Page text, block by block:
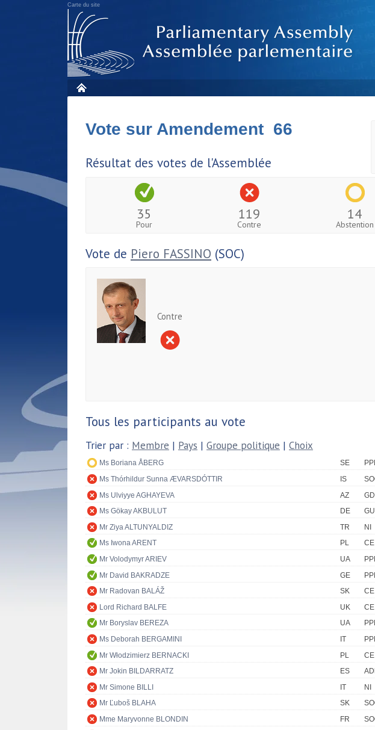
Carte du site
Vote sur Amendement 66
Résultat des votes de l'Assemblée
35
Pour
119
Contre
14
Abstention
Vote de Piero FASSINO (SOC)
Contre
Tous les participants au vote
Trier par : Membre | Pays | Groupe politique | Choix
Ms Boriana ÅBERG SE
Ms Thórhildur Sunna ÆVARSDÓTTIR
IS
Ms Ulviyye AGHAYEVA
AZ
Ms Gökay AKBULUT
DE
Mr Ziya ALTUNYALDIZ
TR
NI
Ms Iwona ARENT
PL
CE
Mr Volodymyr ARIEV
UA
Mr David BAKRADZE
GE
Mr Radovan BALÁŽ
SK
CE
Lord Richard BALFE
UK
CE
Mr Boryslav BEREZA
UA
Ms Deborah BERGAMINI
IT
Mr Włodzimierz BERNACKI
PL
CE
Mr Jokin BILDARRATZ
ES
Mr Simone BILLI
IT
NI
Mr Ľuboš BLAHA
SK
Mme Maryvonne BLONDIN
FR